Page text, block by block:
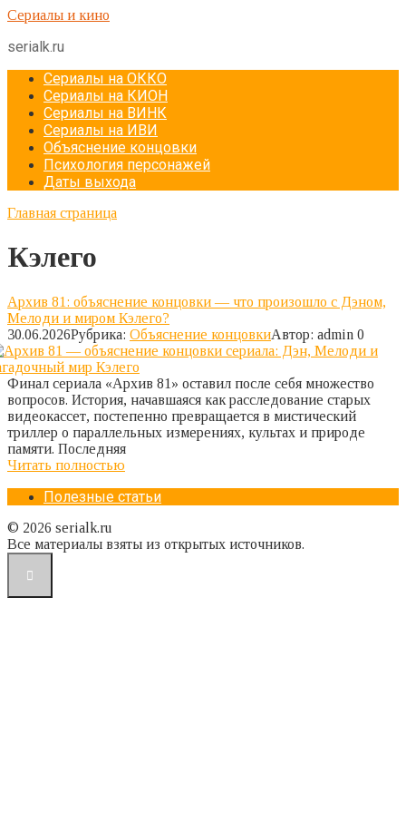
Перейти
контенту
Сериалы и кино
serialk.ru
Сериалы на ОККО
Сериалы на КИОН
Сериалы на ВИНК
Сериалы на ИВИ
Объяснение концовки
Психология персонажей
Даты выхода
Главная страница
Кэлего
Архив 81: объяснение концовки — что произошло с Дэном,
Мелоди и миром Кэлего?
30.06.2026Рубрика: Объяснение концовкиАвтор: admin 0
Финал сериала «Архив 81» оставил после себя множество
вопросов. История, начавшаяся как расследование старых
видеокассет, постепенно превращается в мистический
триллер о параллельных измерениях, культах и природе
памяти. Последняя
Читать полностью
Полезные статьи
© 2026 serialk.ru
Все материалы взяты из открытых источников.